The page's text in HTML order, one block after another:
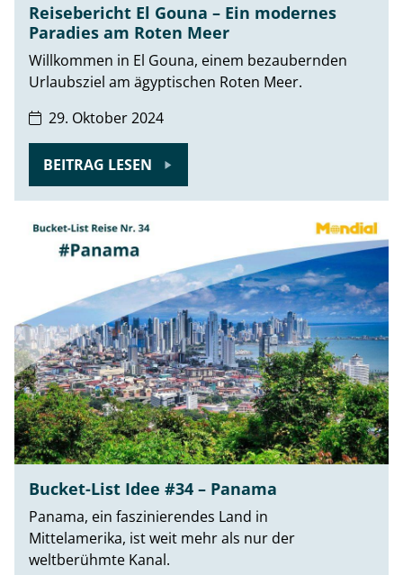
Reisebericht El Gouna – Ein modernes
Paradies am Roten Meer
Willkommen in El Gouna, einem bezaubernden
Urlaubsziel am ägyptischen Roten Meer.
29. Oktober 2024
BEITRAG LESEN
Bucket-List Idee #34 – Panama
Panama, ein faszinierendes Land in
Mittelamerika, ist weit mehr als nur der
weltberühmte Kanal.